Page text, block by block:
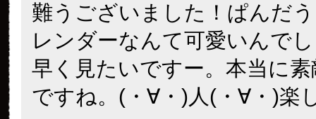
難うございました！ぱんだ
レンダーなんて可愛いんで
早く見たいですー。本当に
ですね。(・∀・)人(・∀・)楽